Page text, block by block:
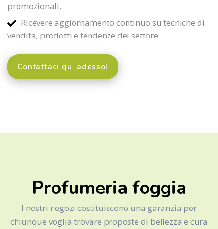
promozionali.
Ricevere aggiornamento continuo su tecniche di
vendita, prodotti e tendenze del settore.
Contattaci qui adesso!
Profumeria foggia
I nostri negozi costituiscono una garanzia per
chiunque voglia trovare proposte di bellezza e cura